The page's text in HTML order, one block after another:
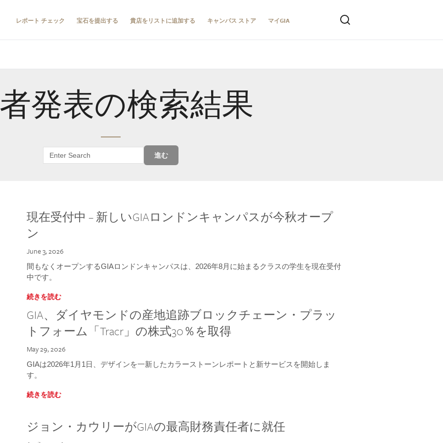
レポート チェック 宝石を提出する 貴店をリストに追加する キャンパス ストア マイGIA
発表の検索結果
進む
現在受付中 – 新しいGIAロンドンキャンパスが今秋オープ
ン
June 3, 2026
間もなくオープンするGIAロンドンキャンパスは、2026年8月に始まるクラスの学生を現在受付
中です。
続きを読む
GIA、ダイヤモンドの産地追跡ブロックチェーン・プラッ
トフォーム「Tracr」の株式30％を取得
May 29, 2026
GIAは2026年1月1日、デザインを一新したカラーストーンレポートと新サービスを開始しま
す。
続きを読む
ジョン・カウリーがGIAの最高財務責任者に就任